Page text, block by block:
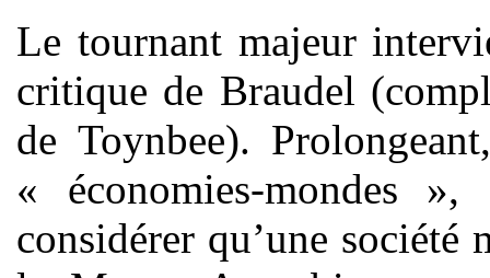
Le tournant majeur
critique de Braudel
de Toynbee).
« économies-mondes
considérer qu’une